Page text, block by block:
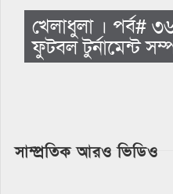
খেলাধুলা । পর্ব#
ফুটবল টুর্নামেন্ট
সাম্প্রতিক আরও ভিডিও